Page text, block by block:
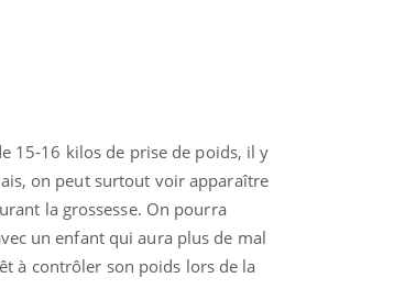
15-16 kilos de prise de poids, il y
on peut surtout voir apparaître
la grossesse. On pourra
un enfant qui aura plus de mal
à contrôler son poids lors de la